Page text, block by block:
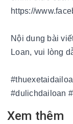
https://
Nội dung bài
Loan, vui lòng
#dulichdailoan
Xem thêm